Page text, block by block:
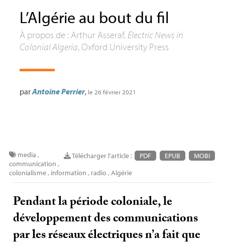
L’Algérie au bout du fil
À propos de : Arthur Asseraf, Electric News in
Colonial Algeria, Oxford University Press
parAntoine Perrier, le 26 février 2021
Télécharger l'article : PDF EPUB MOBI
media ,
communication ,
colonialisme, information , radio ,Algérie
Pendant la période coloniale, le
développement des communications
par les réseaux électriques n’a fait que